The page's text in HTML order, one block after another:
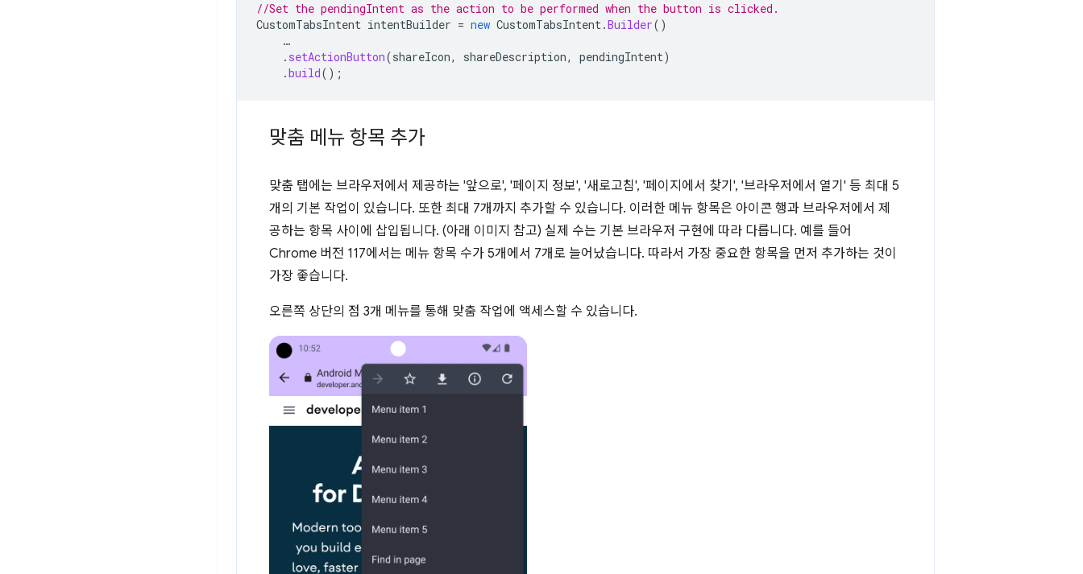
//Set the pendingIntent as the action to be performed when the button is clicked.
CustomTabsIntent intentBuilder = new CustomTabsIntent.Builder()
…
. setActionButton(shareIcon, shareDescription, pendingIntent)
.build();
맞춤 메뉴 항목 추가
맞춤 탭에는 브라우저에서 제공하는 '앞으로', '페이지 정보', '새로고침', '페이지에서 찾기', '브라우저에서 열기' 등 최대 5
개의 기본 작업이 있습니다. 또한 최대 7개까지 추가할 수 있습니다. 이러한 메뉴 항목은 아이콘 행과 브라우저에서 제
공하는 항목 사이에 삽입됩니다. (아래 이미지 참고) 실제 수는 기본 브라우저 구현에 따라 다릅니다. 예를 들어
Chrome 버전 117에서는 메뉴 항목 수가 5개에서 7개로 늘어났습니다. 따라서 가장 중요한 항목을 먼저 추가하는 것이
가장 좋습니다.
오른쪽 상단의 점 3개 메뉴를 통해 맞춤 작업에 액세스할 수 있습니다.